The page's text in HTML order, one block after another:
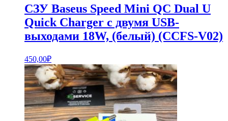
СЗУ Baseus Speed Mini QC Dual U
Quick Charger c двумя USB-
выходами 18W, (белый) (ССFS-V02)
450,00₽